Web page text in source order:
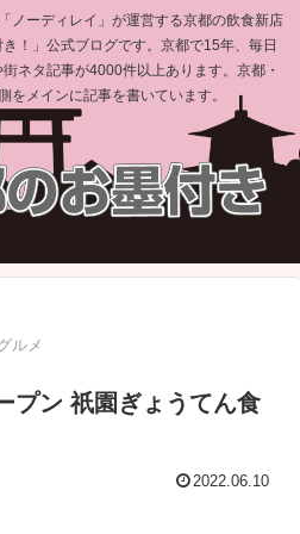
ノーディレイ」が運営する京都の飲食新店
！」公式ブログです。京都で15年、毎日
ネタ記事が4000件以上あります。京都・
をメインに記事を書いています。
ルメ
プン 祇園ぎょうてん食
2022.06.10